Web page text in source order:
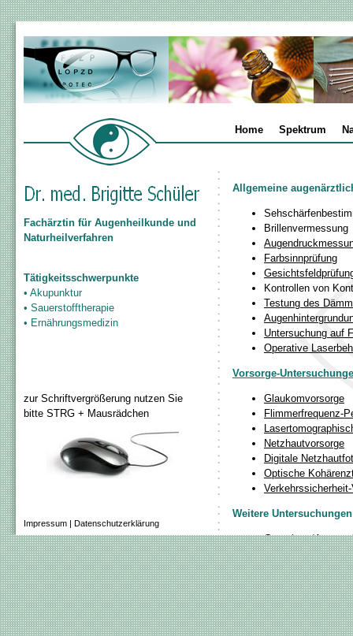
Home Spektrum
Fachärztin für Augenheilkunde und
Naturheilverfahren
Tätigkeitsschwerpunkte
• Akupunktur
• Sauerstofftherapie
• Ernährungsmedizin
zur Schriftvergrößerung nutzen Sie
bitte STRG + Mausrädchen
Impressum | Datenschutzerklärung